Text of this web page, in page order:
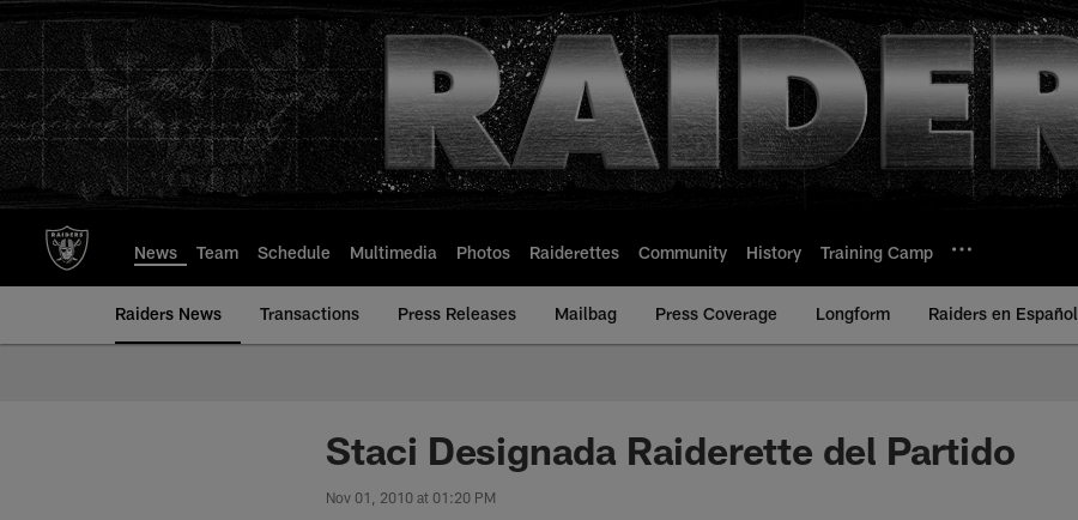
to
main
content
News Team Schedule Multimedia Photos Raiderettes Community History Training Camp
Raiders News Transactions Press Releases Mailbag Press Coverage Longform Raiders en Español
Staci Designada Raiderette del Partido
Nov 01, 2010 at 01:20 PM